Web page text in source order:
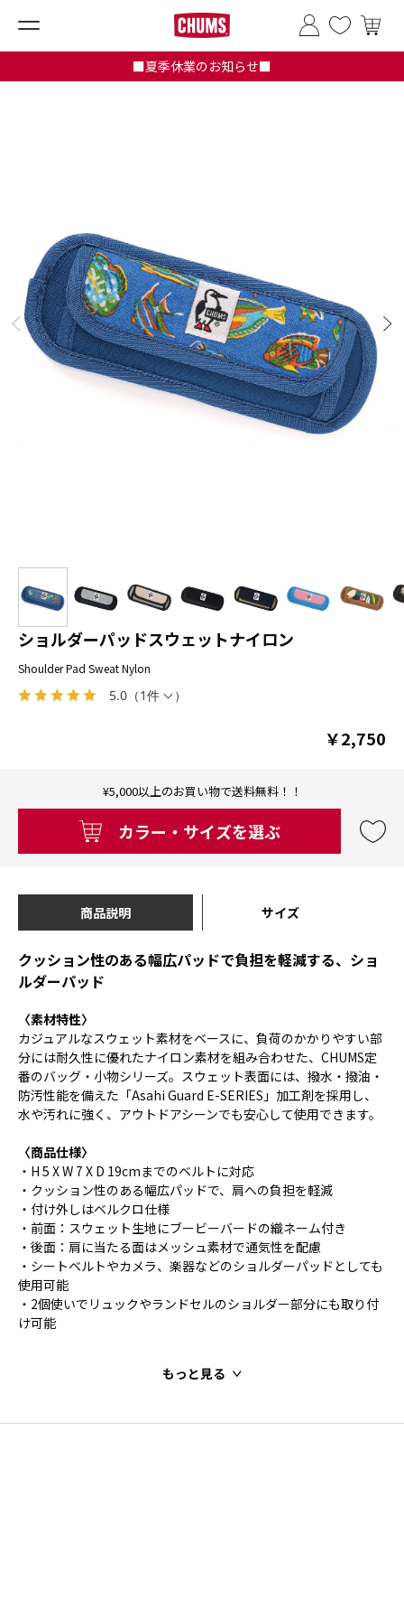
■夏季休業のお知らせ■
5.0 （1件 ）
ショルダーパッドスウェットナイロン
Shoulder Pad Sweat Nylon
￥2,750
¥5,000以上のお買い物で送料無料！！
カラー・サイズを選ぶ
商品説明 サイズ
クッション性のある幅広パッドで負担を軽減する、ショ
ルダーパッド
〈素材特性〉
カジュアルなスウェット素材をベースに、負荷のかかりやすい部
分には耐久性に優れたナイロン素材を組み合わせた、CHUMS定
番のバッグ・小物シリーズ。スウェット表面には、撥水・撥油・
防汚性能を備えた「Asahi Guard E-SERIES」加工剤を採用し、
水や汚れに強く、アウトドアシーンでも安心して使用できます。
〈商品仕様〉
・H 5 X W 7 X D 19cmまでのベルトに対応
・クッション性のある幅広パッドで、肩への負担を軽減
・付け外しはベルクロ仕様
・前面：スウェット生地にブービーバードの織ネーム付き
・後面：肩に当たる面はメッシュ素材で通気性を配慮
・シートベルトやカメラ、楽器などのショルダーパッドとしても
使用可能
・2個使いでリュックやランドセルのショルダー部分にも取り付
け可能
もっと見る